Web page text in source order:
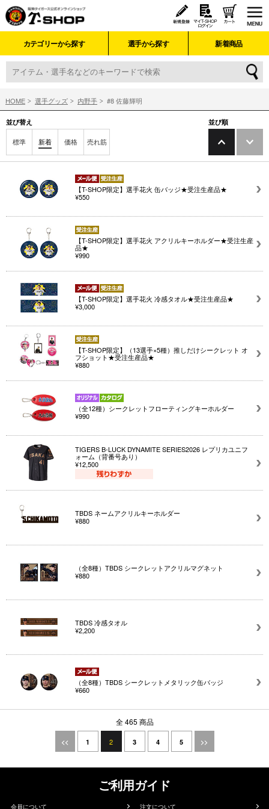
カテゴリーから探す 選手から探す 新着商品
HOME 選手グッズ 内野手 #8 佐藤輝明
並び替え
標準 新着 価格 売れ筋
並び順
【T-SHOP限定】選手花火 缶バッジ★受注生産品★
¥550
【T-SHOP限定】選手花火 アクリルキーホルダー★受注生産
品★
¥990
【T-SHOP限定】選手花火 冷感タオル★受注生産品★
¥3,000
【T-SHOP限定】（13選手×5種）推しだけシークレット オ
フショット★受注生産品★
¥880
（全12種）シークレットフローティングキーホルダー
¥990
TIGERS B-LUCK DYNAMITE SERIES2026 レプリカユニフ
ォーム（背番号あり）
¥12,500
TBDS ネームアクリルキーホルダー
¥880
（全8種）TBDS シークレットアクリルマグネット
¥880
TBDS 冷感タオル
¥2,200
（全8種）TBDS シークレットメタリック缶バッジ
¥660
全 465 商品
<< 1 2 3 4 5 >>
ご利用ガイド
会員について 注文について